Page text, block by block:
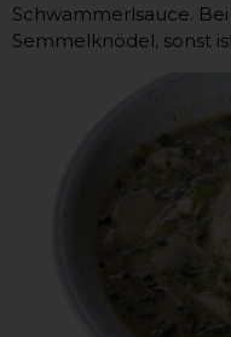
Schwammerlsauce.
Semmelknödel, sonst